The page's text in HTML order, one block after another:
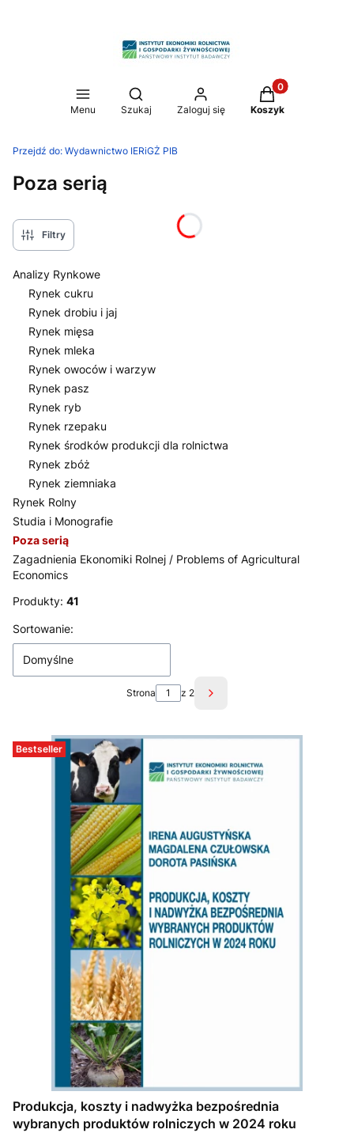
Menu
Otwórz wyszukiwarkę
Szukaj Zaloguj się
Produkty w
Koszyk
Przejdź do: Wydawnictwo IERiGŻ PIB
Poza serią
Filtry
Analizy Rynkowe
Rynek cukru
Rynek drobiu i jaj
Rynek mięsa
Rynek mleka
Rynek owoców i warzyw
Rynek pasz
Rynek ryb
Rynek rzepaku
Rynek środków produkcji dla rolnictwa
Rynek zbóż
Rynek ziemniaka
Rynek Rolny
Studia i Monografie
Poza serią
Zagadnienia Ekonomiki Rolnej / Problems of Agricultural
Economics
Koniec menu
Produkty: 41
Lista produktów
Sortowanie:
Domyślne
Strona z 2 Następne produkty
Bestseller
Produkcja, koszty i nadwyżka bezpośrednia
wybranych produktów rolniczych w 2024 roku